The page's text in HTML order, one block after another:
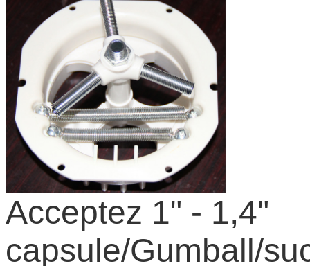
Acceptez 1" - 1,4"
capsule/Gumball/